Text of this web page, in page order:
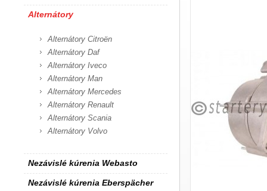
Alternátory
Alternátory Citroën
Alternátory Daf
Alternátory Iveco
Alternátory Man
Alternátory Mercedes
Alternátory Renault
Alternátory Scania
Alternátory Volvo
Nezávislé kúrenia Webasto
Nezávislé kúrenia Eberspächer